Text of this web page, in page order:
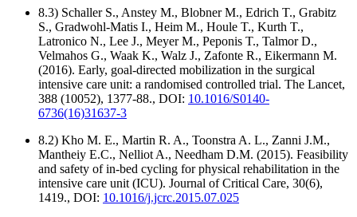
8.3) Schaller S., Anstey M., Blobner M., Edrich T., Grabitz
S., Gradwohl-Matis I., Heim M., Houle T., Kurth T.,
Latronico N., Lee J., Meyer M., Peponis T., Talmor D.,
Velmahos G., Waak K., Walz J., Zafonte R., Eikermann M.
(2016). Early, goal-directed mobilization in the surgical
intensive care unit: a randomised controlled trial. The Lancet,
388 (10052), 1377-88., DOI: 10.1016/S0140-
6736(16)31637-3
8.2) Kho M. E., Martin R. A., Toonstra A. L., Zanni J.M.,
Mantheiy E.C., Nelliot A., Needham D.M. (2015). Feasibility
and safety of in-bed cycling for physical rehabilitation in the
intensive care unit (ICU). Journal of Critical Care, 30(6),
1419., DOI: 10.1016/j.jcrc.2015.07.025